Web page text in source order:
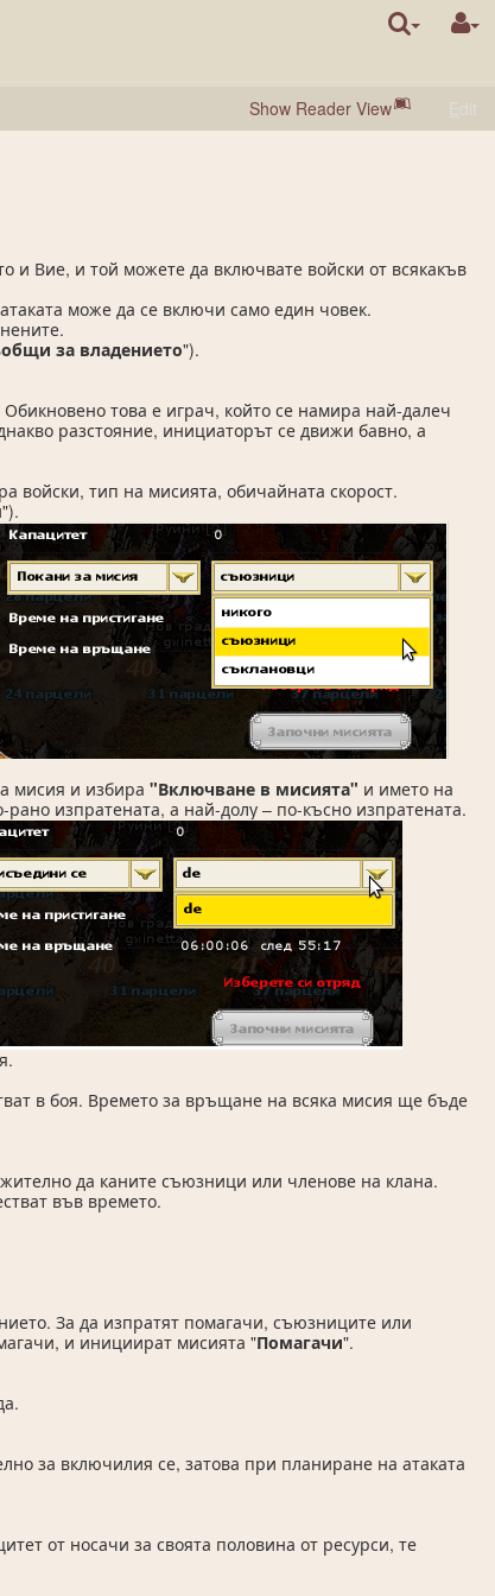
Show Reader View Edit
и Вие, и той можете да включвате войски от всякакъв
може да се включи само един човек.
за владението").
това е играч, който се намира най-далеч
разстояние, инициаторът се движи бавно, а
войски, тип на мисията, обичайната скорост.
мисия и избира"Включване в мисията" и името на
изпратената, а най-долу – по-късно изпратената.
в боя. Времето за връщане на всяка мисия ще бъде
да каните съюзници или членове на клана.
във времето.
За да изпратят помагачи, съюзниците или
и инициират мисията "Помагачи".
за включилия се, затова при планиране на атаката
от носачи за своята половина от ресурси, те